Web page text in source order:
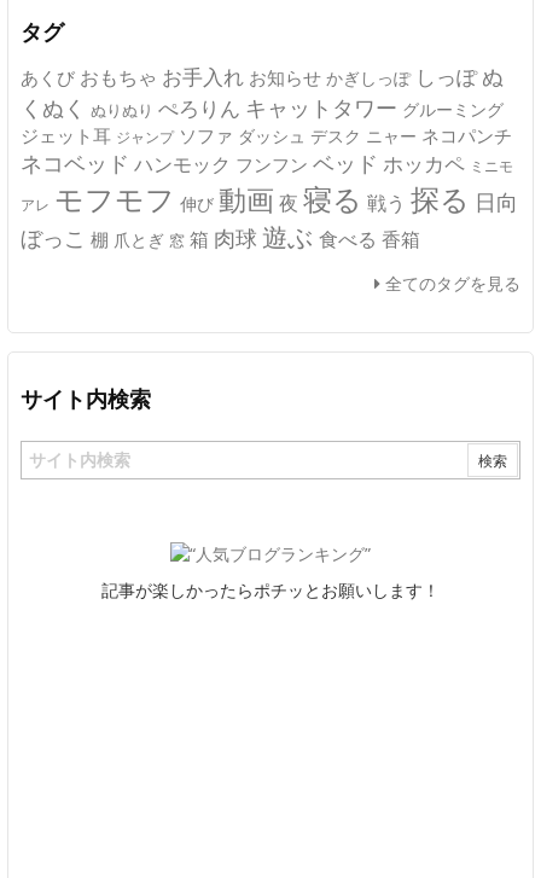
タグ
あくび おもちゃ お手入れ お知らせ かぎしっぽ しっぽ ぬ
くぬく ぬりぬり ぺろりん キャットタワー グルーミング
ジェット耳 ジャンプ ソファ ダッシュ デスク ニャー ネコパンチ
ネコベッド ハンモック フンフン ベッド ホッカペ ミニモ
アレ モフモフ 伸び 動画 夜 寝る 戦う 探る 日向
ぼっこ 棚 爪とぎ 窓 箱 肉球 遊ぶ 食べる 香箱
全てのタグを見る
サイト内検索
記事が楽しかったらポチッとお願いします！